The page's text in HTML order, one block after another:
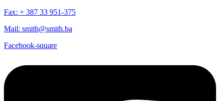
Fax: + 387 33 951-375
Mail: smith@smith.ba
Facebook-square